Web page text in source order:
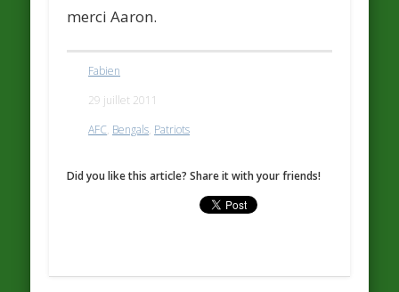
merci Aaron.
Fabien
29 juillet 2011
AFC, Bengals, Patriots
Did you like this article? Share it with your friends!